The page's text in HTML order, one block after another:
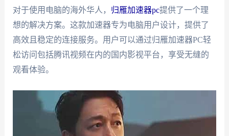
对于使用电脑的海外华人， 归雁加速器pc提供了一个理
想的解决方案。这款加速器专为电脑用户设计，提供了
高效且稳定的连接服务。用户可以通过归雁加速器PC轻
松访问包括腾讯视频在内的国内影视平台，享受无缝的
观看体验。